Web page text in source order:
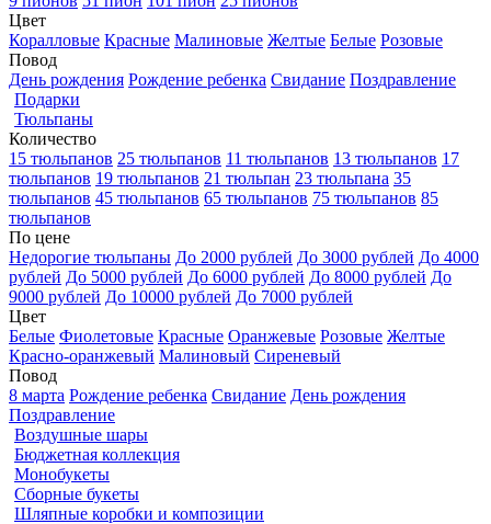
Цвет
Коралловые Красные Малиновые Желтые Белые Розовые
Повод
День рождения Рождение ребенка Свидание Поздравление
Подарки
Тюльпаны
Количество
15 тюльпанов 25 тюльпанов 11 тюльпанов 13 тюльпанов 17
тюльпанов 19 тюльпанов 21 тюльпан 23 тюльпана 35
тюльпанов 45 тюльпанов 65 тюльпанов 75 тюльпанов 85
тюльпанов
По цене
Недорогие тюльпаны До 2000 рублей До 3000 рублей До 4000
рублей До 5000 рублей До 6000 рублей До 8000 рублей До
9000 рублей До 10000 рублей До 7000 рублей
Цвет
Белые Фиолетовые Красные Оранжевые Розовые Желтые
Красно-оранжевый Малиновый Сиреневый
Повод
8 марта Рождение ребенка Свидание День рождения
Поздравление
Воздушные шары
Бюджетная коллекция
Монобукеты
Сборные букеты
Шляпные коробки и композиции